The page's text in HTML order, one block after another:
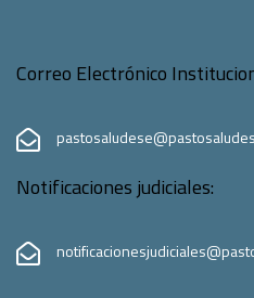
Correo Electrónico
Notificaciones judiciales: